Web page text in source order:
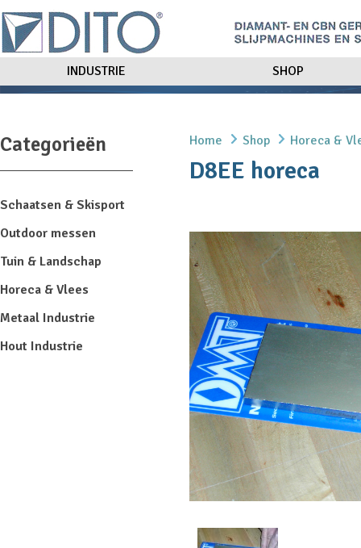
INDUSTRIE SHOP
Categorieën
Schaatsen & Skisport
Outdoor messen
Tuin & Landschap
Horeca & Vlees
Metaal Industrie
Hout Industrie
Home Shop Horeca &
D8EE horeca